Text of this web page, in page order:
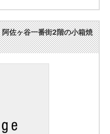
佐ヶ谷一番街2階の小箱焼